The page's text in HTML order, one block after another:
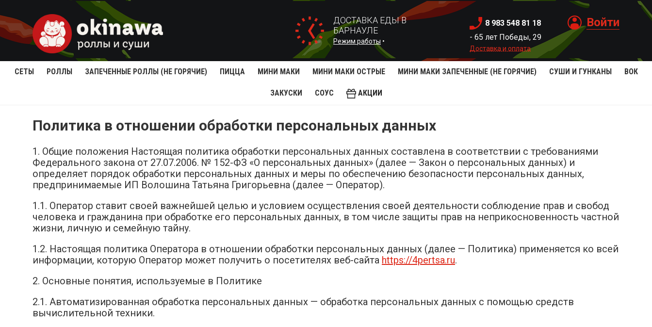
ДОСТАВКА ЕДЫ В
БАРНАУЛЕ
Режим работы •
8 983 548 81 18
- 65 лет Победы, 29
Доставка и оплата
Войти
СЕТЫ РОЛЛЫ ЗАПЕЧЕННЫЕ РОЛЛЫ (НЕ ГОРЯЧИЕ) ПИЦЦА МИНИ МАКИ МИНИ МАКИ ОСТРЫЕ МИНИ МАКИ ЗАПЕЧЕННЫЕ (НЕ ГОРЯЧИЕ) СУШИ И ГУНКАНЫ ВОК
ЗАКУСКИ СОУС АКЦИИ
Политика в отношении обработки персональных данных
1. Общие положения Настоящая политика обработки персональных данных составлена в соответствии с требованиями
Федерального закона от 27.07.2006. № 152-ФЗ «О персональных данных» (далее — Закон о персональных данных) и
определяет порядок обработки персональных данных и меры по обеспечению безопасности персональных данных,
предпринимаемые ИП Волошина Татьяна Григорьевна (далее — Оператор).
1.1. Оператор ставит своей важнейшей целью и условием осуществления своей деятельности соблюдение прав и свобод
человека и гражданина при обработке его персональных данных, в том числе защиты прав на неприкосновенность частной
жизни, личную и семейную тайну.
1.2. Настоящая политика Оператора в отношении обработки персональных данных (далее — Политика) применяется ко всей
информации, которую Оператор может получить о посетителях веб-сайта https://4pertsa.ru.
2. Основные понятия, используемые в Политике
2.1. Автоматизированная обработка персональных данных — обработка персональных данных с помощью средств
вычислительной техники.